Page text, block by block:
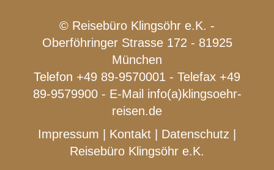
© Reisebüro Klingsöhr e.K. -
Oberföhringer Strasse 172 - 81925
München
Telefon +49 89-9570001 - Telefax +49
89-9579900 - E-Mail info(a)klingsoehr-
reisen.de
Impressum
Kontakt Datenschutz
Reisebüro Klingsöhr e.K.